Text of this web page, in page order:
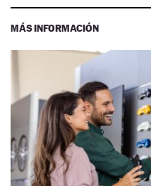
MÁS INFORMACIÓN